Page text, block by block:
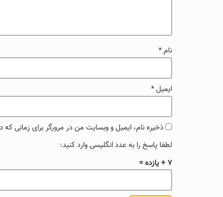
نام*
ایمیل*
ذخیره نام، ایمیل و وبسایت من در مرورگر برای زمانی
لطفا پاسخ را به عدد انگلیسی وارد کنید:
7 + یازده =